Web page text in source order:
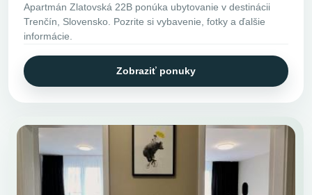
Apartmán Zlatovská 22B ponúka ubytovanie v destinácii
Trenčín, Slovensko. Pozrite si vybavenie, fotky a ďalšie
informácie.
Zobraziť ponuky